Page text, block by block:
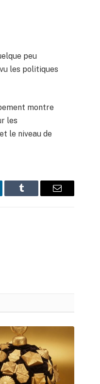
peu
les politiques
montre
les
le niveau de
Tumblr Email